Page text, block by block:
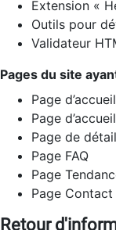
Extension «
Outils pour
Validateur
Pages du site
Page
Page
Page de
Page FAQ
Page
Page Contact
Retour